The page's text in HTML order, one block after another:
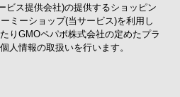
ビス提供会社)の提供するショッピン
ミーショップ(当サービス)を利用し
りGMOペパボ株式会社の定めたプラ
人情報の取扱いを行います。